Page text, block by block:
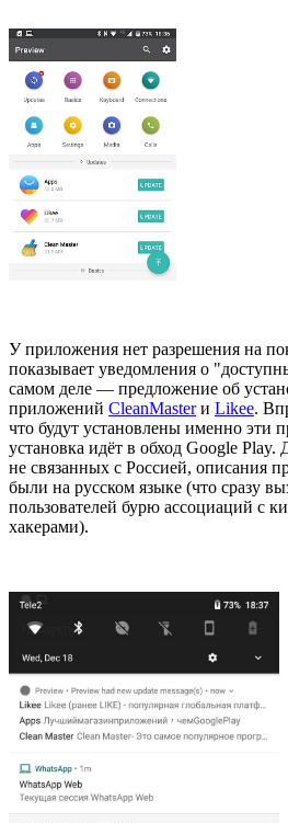
У приложения нет разрешения на
показывает уведомления о
самом деле — предложение об
приложений CleanMasterи Likee.
что будут установлены именно эти
установка идёт в обход Google Play.
не связанных с Россией, описания
были на русском языке (что сразу
пользователей бурю ассоциаций с
хакерами).